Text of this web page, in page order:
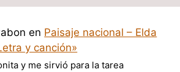
en Paisaje nacional – Elda
y canción»
y me sirvió para la tarea